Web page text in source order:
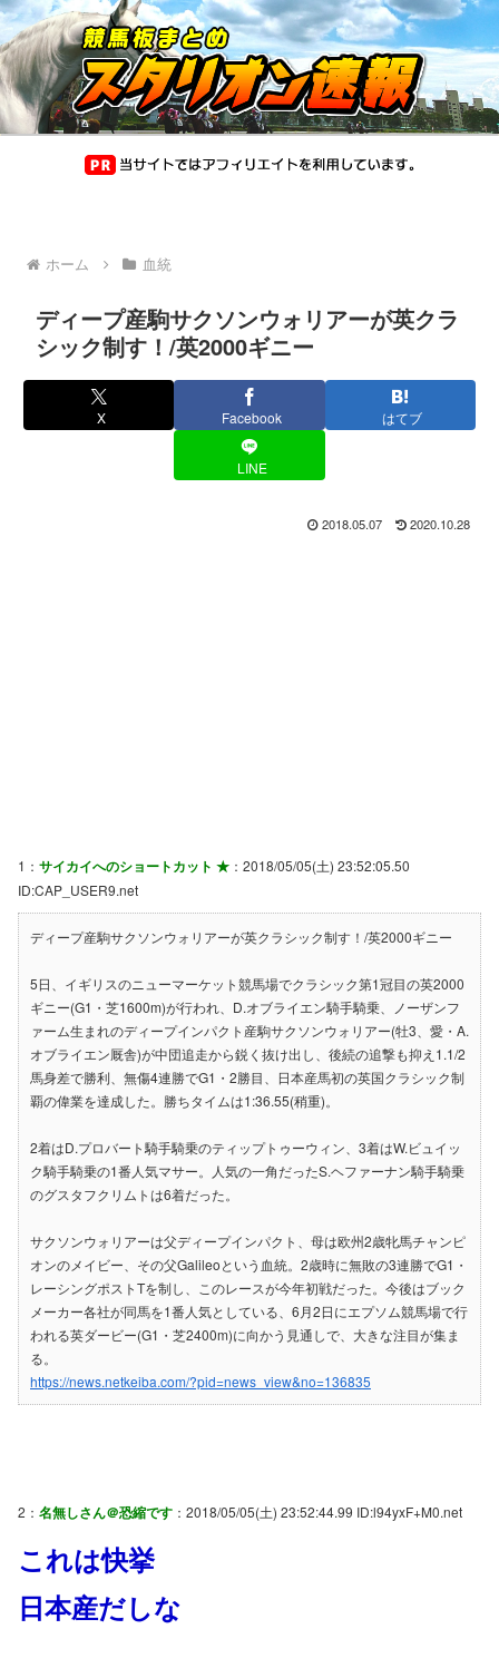
ホーム 血統
ディープ産駒サクソンウォリアーが英クラ
シック制す！/英2000ギニー
X Facebook はてブ
LINE
2018.05.07 2020.10.28
1： サイカイへのショートカット ★ ：2018/05/05(土) 23:52:05.50
ID:CAP_USER9.net
ディープ産駒サクソンウォリアーが英クラシック制す！/英2000ギニー
5日、イギリスのニューマーケット競馬場でクラシック第1冠目の英2000
ギニー(G1・芝1600m)が行われ、D.オブライエン騎手騎乗、ノーザンフ
ァーム生まれのディープインパクト産駒サクソンウォリアー(牡3、愛・A.
オブライエン厩舎)が中団追走から鋭く抜け出し、後続の追撃も抑え1.1/2
馬身差で勝利、無傷4連勝でG1・2勝目、日本産馬初の英国クラシック制
覇の偉業を達成した。勝ちタイムは1:36.55(稍重)。
2着はD.プロバート騎手騎乗のティップトゥーウィン、3着はW.ビュイッ
ク騎手騎乗の1番人気マサー。人気の一角だったS.ヘファーナン騎手騎乗
のグスタフクリムトは6着だった。
サクソンウォリアーは父ディープインパクト、母は欧州2歳牝馬チャンピ
オンのメイビー、その父Galileoという血統。2歳時に無敗の3連勝でG1・
レーシングポストTを制し、このレースが今年初戦だった。今後はブック
メーカー各社が同馬を1番人気としている、6月2日にエプソム競馬場で行
われる英ダービー(G1・芝2400m)に向かう見通しで、大きな注目が集ま
る。
https://news.netkeiba.com/?pid=news_view&no=136835
2： 名無しさん＠恐縮です ：2018/05/05(土) 23:52:44.99 ID:l94yxF+M0.net
これは快挙
日本産だしな